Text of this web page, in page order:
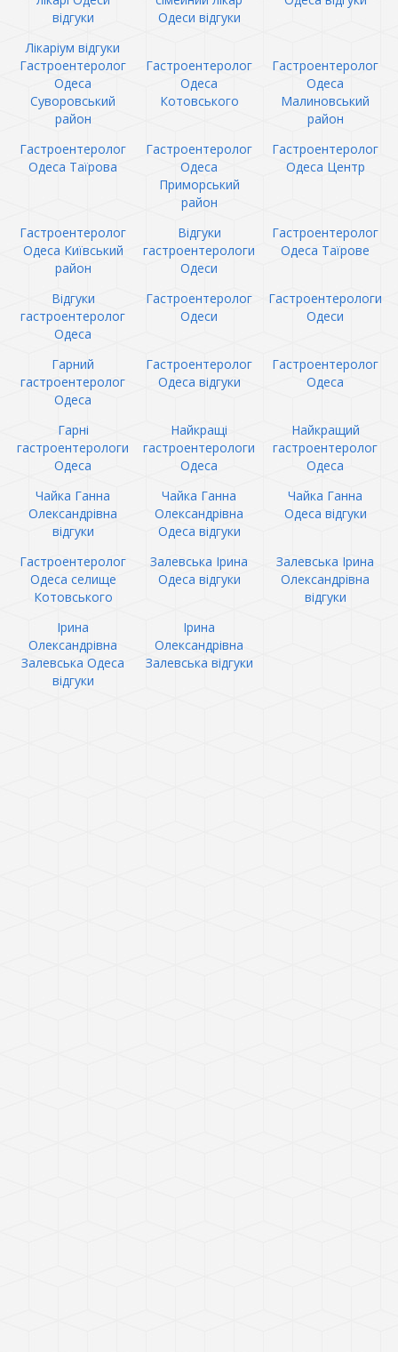
відгуки
Одеси відгуки
Лікаріум відгуки
Гастроентеролог
Одеса
Суворовський
район
Гастроентеролог
Одеса
Котовського
Гастроентеролог
Одеса
Малиновський
район
Гастроентеролог
Одеса Таїрова
Гастроентеролог
Одеса
Приморський
район
Гастроентеролог
Одеса Центр
Гастроентеролог
Одеса Київський
район
Відгуки
гастроентерологи
Одеси
Гастроентеролог
Одеса Таїрове
Відгуки
гастроентеролог
Одеса
Гастроентеролог
Одеси
Гастроентерологи
Одеси
Гарний
гастроентеролог
Одеса
Гастроентеролог
Одеса відгуки
Гастроентеролог
Одеса
Гарні
гастроентерологи
Одеса
Найкращі
гастроентерологи
Одеса
Найкращий
гастроентеролог
Одеса
Чайка Ганна
Олександрівна
відгуки
Чайка Ганна
Олександрівна
Одеса відгуки
Чайка Ганна
Одеса відгуки
Гастроентеролог
Одеса селище
Котовського
Залевська Ірина
Одеса відгуки
Залевська Ірина
Олександрівна
відгуки
Ірина
Олександрівна
Залевська Одеса
відгуки
Ірина
Олександрівна
Залевська відгуки